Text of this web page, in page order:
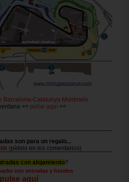
Barcelona-Catalunya Montmelo
>> pulse aquí<<
son para un regalo...
(pídelo en los comentarios)
con alojamiento?
con entradas y hoteles
pulse aquí